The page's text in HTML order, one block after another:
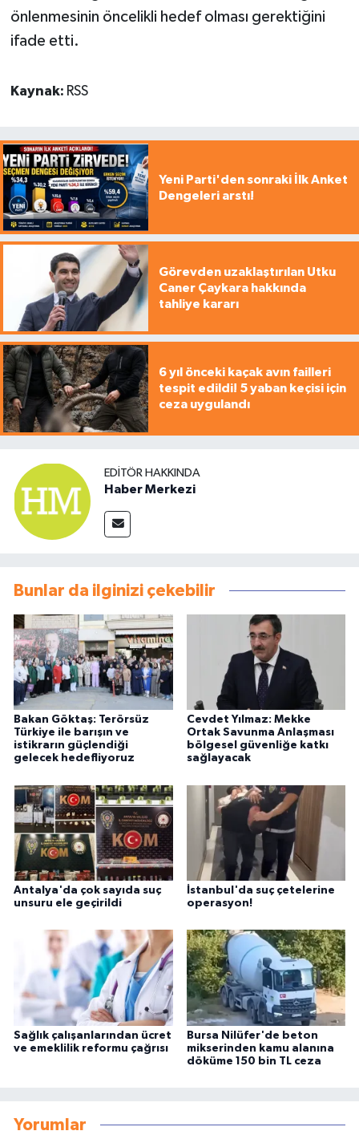
önlenmesinin öncelikli hedef olması gerektiğini
ifade etti.
Kaynak: RSS
Yeni Parti'den sonraki İlk Anket
Dengeleri arstı!
Görevden uzaklaştırılan Utku
Caner Çaykara hakkında
tahliye kararı
6 yıl önceki kaçak avın failleri
tespit edildi! 5 yaban keçisi için
ceza uygulandı
EDITÖR HAKKINDA
Haber Merkezi
Bunlar da ilginizi çekebilir
Bakan Göktaş: Terörsüz
Türkiye ile barışın ve
istikrarın güçlendiği
gelecek hedefliyoruz
Cevdet Yılmaz: Mekke
Ortak Savunma Anlaşması
bölgesel güvenliğe katkı
sağlayacak
Antalya'da çok sayıda suç
unsuru ele geçirildi
İstanbul'da suç çetelerine
operasyon!
Sağlık çalışanlarından ücret
ve emeklilik reformu çağrısı
Bursa Nilüfer'de beton
mikserinden kamu alanına
döküme 150 bin TL ceza
Yorumlar